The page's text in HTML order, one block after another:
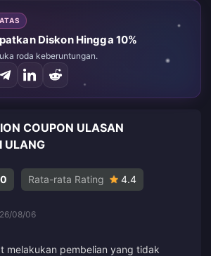
Diskon Hingga 10%
roda keberuntungan.
COUPON ULASAN
ULANG
Rata-rata Rating 4.4
08/06
melakukan pembelian yang tidak